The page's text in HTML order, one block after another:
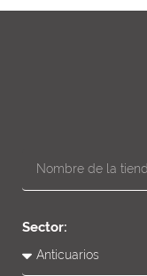
Sector: